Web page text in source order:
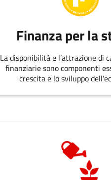
Finanza per la
La disponibilità e l’attrazione di
finanziarie sono componenti
crescita e lo sviluppo